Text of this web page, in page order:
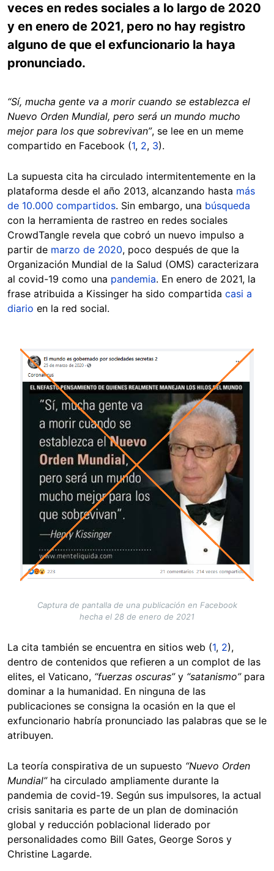
veces en redes sociales a lo largo de 2020
y en enero de 2021, pero no hay registro
alguno de que el exfuncionario la haya
pronunciado.
“Sí, mucha gente va a morir cuando se establezca el
Nuevo Orden Mundial, pero será un mundo mucho
mejor para los que sobrevivan”, se lee en un meme
compartido en Facebook (1, 2, 3).
La supuesta cita ha circulado intermitentemente en la
plataforma desde el año 2013, alcanzando hasta más
de 10.000 compartidos. Sin embargo, una búsqueda
con la herramienta de rastreo en redes sociales
CrowdTangle revela que cobró un nuevo impulso a
partir de marzo de 2020, poco después de que la
Organización Mundial de la Salud (OMS) caracterizara
al covid-19 como una pandemia. En enero de 2021, la
frase atribuida a Kissinger ha sido compartida casi a
diario en la red social.
Image
Captura de pantalla de una publicación en Facebook
hecha el 28 de enero de 2021
La cita también se encuentra en sitios web (1, 2),
dentro de contenidos que refieren a un complot de las
elites, el Vaticano, “fuerzas oscuras”y “satanismo”para
dominar a la humanidad. En ninguna de las
publicaciones se consigna la ocasión en la que el
exfuncionario habría pronunciado las palabras que se le
atribuyen.
La teoría conspirativa de un supuesto “Nuevo Orden
Mundial”ha circulado ampliamente durante la
pandemia de covid-19. Según sus impulsores, la actual
crisis sanitaria es parte de un plan de dominación
global y reducción poblacional liderado por
personalidades como Bill Gates, George Soros y
Christine Lagarde.